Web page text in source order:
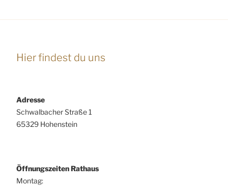
Hier findest du uns
Adresse
Schwalbacher Straße 1
65329 Hohenstein
Öffnungszeiten Rathaus
Montag: